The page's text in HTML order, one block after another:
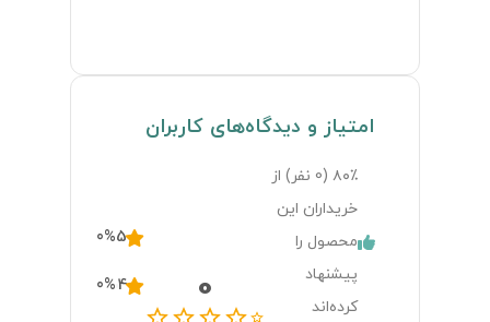
امتیاز و دیدگاه‌های کاربران
۸۰٪ ( 0 نفر) از
خریداران این
محصول را
پیشنهاد
کرده‌اند
0
5
0%
4
0%